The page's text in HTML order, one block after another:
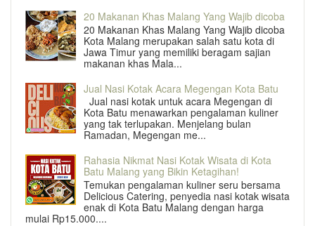
20 Makanan Khas Malang Yang Wajib dicoba
20 Makanan Khas Malang Yang Wajib dicoba
Kota Malang merupakan salah satu kota di
Jawa Timur yang memiliki beragam sajian
makanan khas Mala...
Jual Nasi Kotak Acara Megengan Kota Batu
Jual nasi kotak untuk acara Megengan di
Kota Batu menawarkan pengalaman kuliner
yang tak terlupakan. Menjelang bulan
Ramadan, Megengan me...
Rahasia Nikmat Nasi Kotak Wisata di Kota
Batu Malang yang Bikin Ketagihan!
Temukan pengalaman kuliner seru bersama
Delicious Catering, penyedia nasi kotak wisata
enak di Kota Batu Malang dengan harga
mulai Rp15.000....